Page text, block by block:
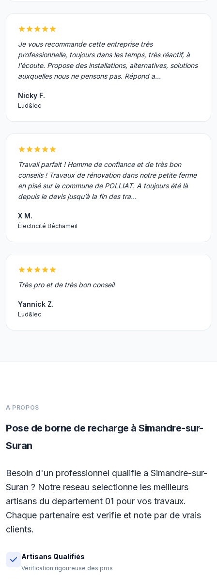
Je vous recommande cette entreprise très
professionnelle, toujours dans les temps, très réactif, à
l'écoute. Propose des installations, alternatives, solutions
auxquelles nous ne pensons pas. Répond a…
Nicky F.
Lud&lec
Travail parfait ! Homme de confiance et de très bon
conseils ! Travaux de rénovation dans notre petite ferme
en pisé sur la commune de POLLIAT. A toujours été là
depuis le devis jusqu’à la fin des tra…
X M.
Électricité Béchameil
Très pro et de très bon conseil
Yannick Z.
Lud&lec
A PROPOS
Pose de borne de recharge à Simandre-sur-
Suran
Besoin d'un professionnel qualifie a Simandre-sur-
Suran ? Notre reseau selectionne les meilleurs
artisans du departement 01 pour vos travaux.
Chaque partenaire est verifie et note par de vrais
clients.
Artisans Qualifiés
Vérification rigoureuse des pros